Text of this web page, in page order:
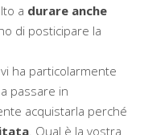
a durare anche
di posticipare la
ha particolarmente
passare in
acquistarla perché
. Qual è la vostra